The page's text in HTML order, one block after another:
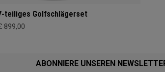
teiliges Golfschlägerset
899,00
ABONNIERE UNSEREN